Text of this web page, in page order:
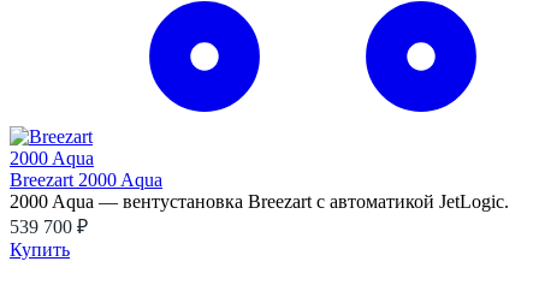
Breezart 2000 Aqua
2000 Aqua — вентустановка Breezart с автоматикой JetLogic.
539 700 ₽
Купить